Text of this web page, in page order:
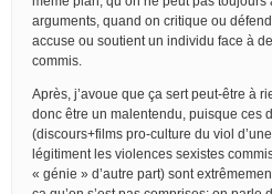
arguments, quand on critique ou
accuse ou soutient un individu face à
commis.
Après, j’avoue que ça sert peut-être à
donc être un malentendu, puisque ces
(discours+films pro-culture du viol
légitiment les violences sexistes
« génie » d’autre part) sont